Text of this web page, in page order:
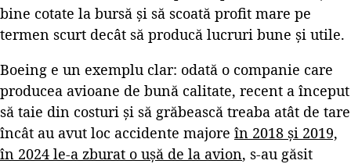
bine cotate la bursă și să scoată profit mare pe
termen scurt decât să producă lucruri bune și utile.
Boeing e un exemplu clar: odată o companie care
producea avioane de bună calitate, recent a început
să taie din costuri și să grăbească treaba atât de tare
încât au avut loc accidente majore în 2018 și 2019,
în 2024 le-a zburat o ușă de la avion, s-au găsit